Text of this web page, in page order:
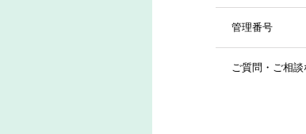
管理番号
ご質問・ご相談